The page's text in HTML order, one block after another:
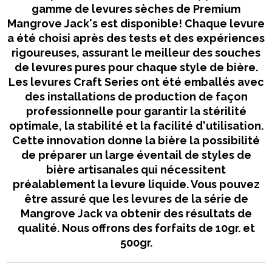
gamme de levures sèches de Premium
Mangrove Jack's est disponible! Chaque levure
a été choisi après des tests et des expériences
rigoureuses, assurant le meilleur des souches
de levures pures pour chaque style de bière.
Les levures Craft Series ont été emballés avec
des installations de production de façon
professionnelle pour garantir la stérilité
optimale, la stabilité et la facilité d'utilisation.
Cette innovation donne la bière la possibilité
de préparer un large éventail de styles de
bière artisanales qui nécessitent
préalablement la levure liquide. Vous pouvez
être assuré que les levures de la série de
Mangrove Jack va obtenir des résultats de
qualité. Nous offrons des forfaits de 10gr. et
500gr.